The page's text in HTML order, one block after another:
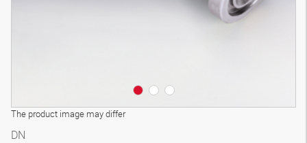
The product image may differ
DN